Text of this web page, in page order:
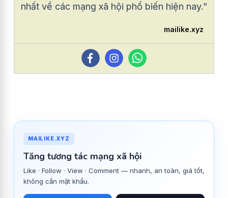
nhất về các mạng xã hội phổ biến hiện nay.”
mailike.xyz
MAILIKE.XYZ
Tăng tương tác mạng xã hội
Like · Follow · View · Comment — nhanh, an toàn, giá tốt,
không cần mật khẩu.